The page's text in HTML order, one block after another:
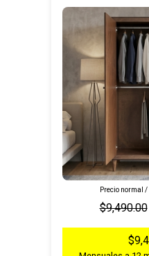
Precio normal /
$9,490.00